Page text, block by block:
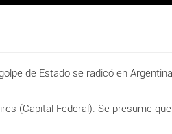
de Estado se radicó en
(Capital Federal). Se presume